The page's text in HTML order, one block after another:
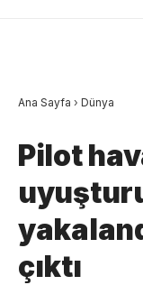
Ana Sayfa › Dünya
Pilot
çıktı